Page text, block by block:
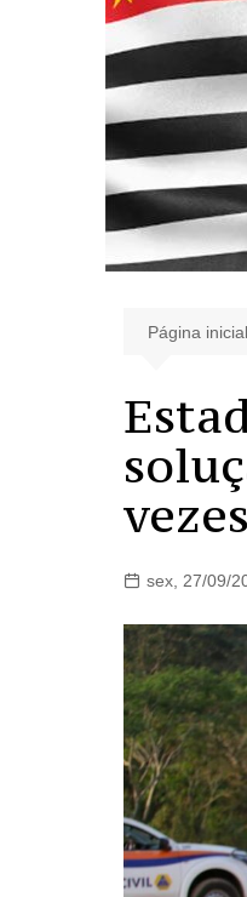
Página inicial
sex, 27/09/